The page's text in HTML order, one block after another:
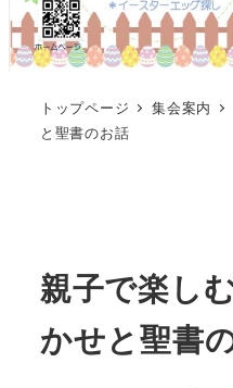
トップページ 集会案内
と聖書のお話
親子で楽し
かせと聖書